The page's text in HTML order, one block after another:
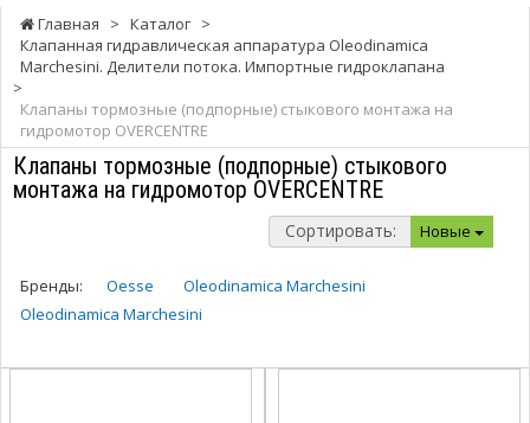
Главная > Каталог >
Клапанная гидравлическая аппаратура Oleodinamica
Marchesini. Делители потока. Импортные гидроклапана
>
Клапаны тормозные (подпорные) стыкового монтажа на
гидромотор OVERCENTRE
Клапаны тормозные (подпорные) стыкового
монтажа на гидромотор OVERCENTRE
Сортировать: Новые
Бренды: Oesse
Oleodinamica Marchesini
Oleodinamica Marchesini